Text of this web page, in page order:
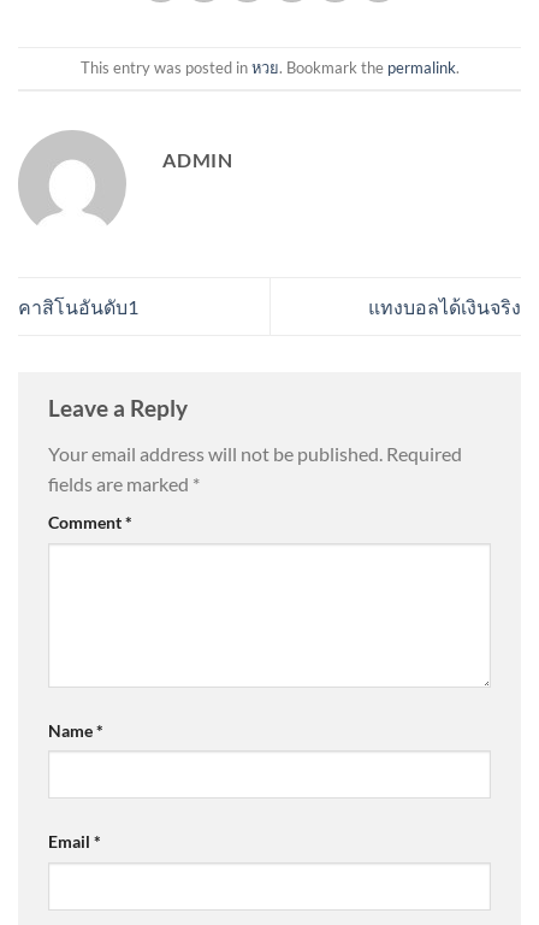
This entry was posted inหวย. Bookmark the permalink.
ADMIN
คาสิโนอันดับ1 แทงบอลได้เงินจริง
Leave a Reply
Your email address will not be published. Required
fields are marked *
Comment*
Name*
Email *